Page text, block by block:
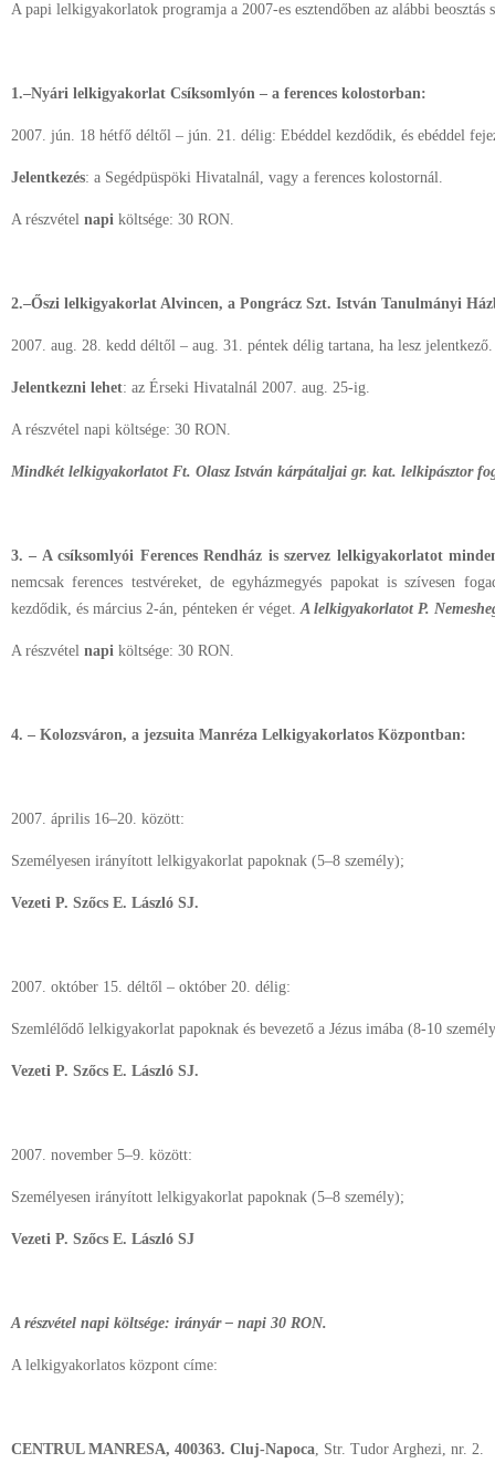
A papi lelkigyakorlatok programja a 2007-es esztendőben az alábbi beosztás
1.–Nyári lelkigyakorlat Csíksomlyón – a ferences kolostorban:
2007. jún. 18 hétfő déltől – jún. 21. délig: Ebéddel kezdődik, és ebéddel
Jelentkezés: a Segédpüspöki Hivatalnál, vagy a ferences kolostornál.
A részvétel napi költsége: 30 RON.
2.–Őszi lelkigyakorlat Alvincen, a Pongrácz Szt. István Tanulmányi
2007. aug. 28. kedd déltől – aug. 31. péntek délig tartana, ha lesz jelentkező.
Jelentkezni lehet: az Érseki Hivatalnál 2007. aug. 25-ig.
A részvétel napi költsége: 30 RON.
Mindkét lelkigyakorlatot Ft. Olasz István kárpátaljai gr. kat. lelkipásztor
3. – A csíksomlyói Ferences Rendház is szervez lelkigyakorlatot
nemcsak ferences testvéreket, de egyházmegyés papokat is szívesen
kezdődik, és március 2-án, pénteken ér véget.A lelkigyakorlatot P.
A részvétel napi költsége: 30 RON.
4. – Kolozsváron, a jezsuita Manréza Lelkigyakorlatos Központban:
2007. április 16–20. között:
Személyesen irányított lelkigyakorlat papoknak (5–8 személy);
Vezeti P. Szőcs E. László SJ.
2007. október 15. déltől – október 20. délig:
Szemlélődő lelkigyakorlat papoknak és bevezető a Jézus imába (8-10
Vezeti P. Szőcs E. László SJ.
2007. november 5–9. között:
Személyesen irányított lelkigyakorlat papoknak (5–8 személy);
Vezeti P. Szőcs E. László SJ
A részvétel napi költsége: irányár – napi 30 RON.
A lelkigyakorlatos központ címe:
CENTRUL MANRESA, 400363. Cluj-Napoca, Str. Tudor Arghezi, nr. 2.